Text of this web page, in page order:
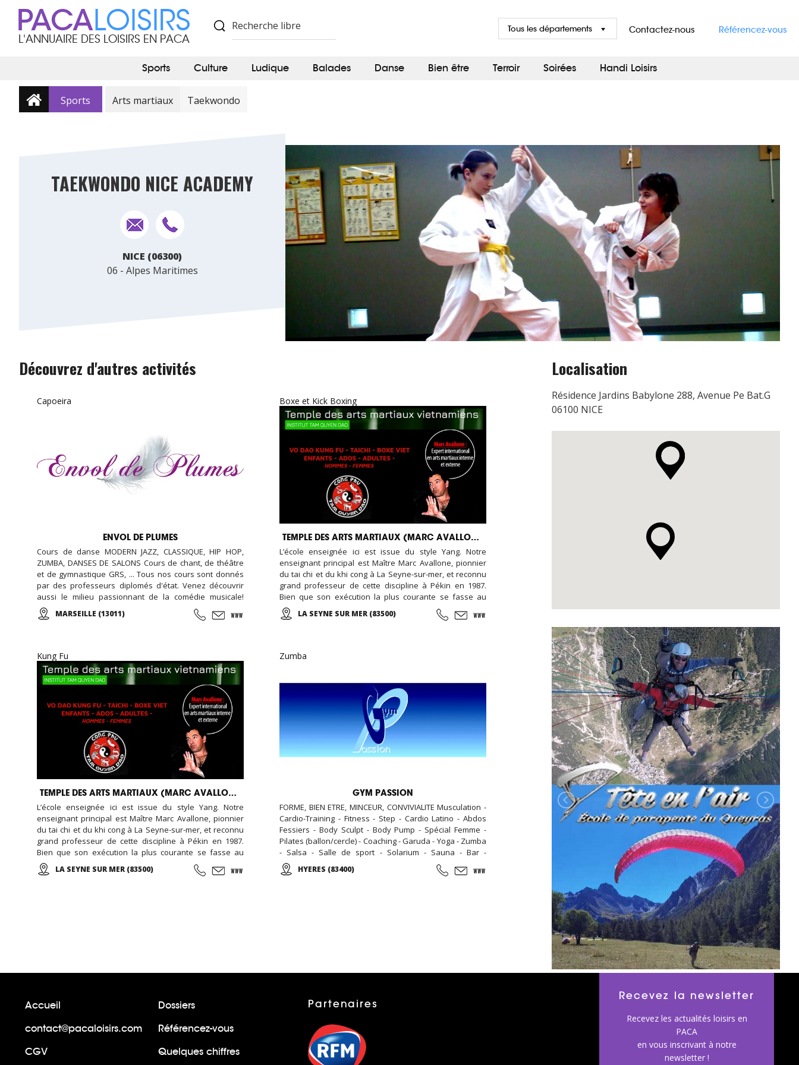
PACALOISIRS
L'ANNUAIRE DES LOISIRS EN PACA
Contactez-nous Référencez-vous
Tous les départements
Sports Culture Ludique Balades Danse Bien être Terroir Soirées Handi Loisirs
Sports Arts martiaux Taekwondo
TAEKWONDO NICE ACADEMY
NICE (06300)
06 - Alpes Maritimes
Découvrez d'autres activités
Capoeira
ENVOL DE PLUMES
Cours de danse MODERN JAZZ, CLASSIQUE, HIP HOP,
ZUMBA, DANSES DE SALONS Cours de chant, de théâtre
et de gymnastique GRS, ... Tous nos cours sont donnés
par des professeurs diplomés d'état. Venez découvrir
aussi le milieu passionnant de la comédie musicale!
Enfants, Ados et Adultes. Stages vacances,
Anniversaires, ... Cours d'essai offert !
MARSEILLE (13011)
Boxe et Kick Boxing
TEMPLE DES ARTS MARTIAUX (MARC AVALLONE)
L’école enseignée ici est issue du style Yang. Notre
enseignant principal est Maître Marc Avallone, pionnier
du tai chi et du khi cong à La Seyne-sur-mer, et reconnu
grand professeur de cette discipline à Pékin en 1987.
Bien que son exécution la plus courante se fasse au
ralenti avec des mouvements doux et unis entre eux, le
thai cuc quyen (taichi) peut s’exécuter de bien des
LA SEYNE SUR MER (83500)
Kung Fu
TEMPLE DES ARTS MARTIAUX (MARC AVALLONE)
L’école enseignée ici est issue du style Yang. Notre
enseignant principal est Maître Marc Avallone, pionnier
du tai chi et du khi cong à La Seyne-sur-mer, et reconnu
grand professeur de cette discipline à Pékin en 1987.
Bien que son exécution la plus courante se fasse au
ralenti avec des mouvements doux et unis entre eux, le
thai cuc quyen (taichi) peut s’exécuter de bien des
LA SEYNE SUR MER (83500)
Zumba
GYM PASSION
FORME, BIEN ETRE, MINCEUR, CONVIVIALITE Musculation -
Cardio-Training - Fitness - Step - Cardio Latino - Abdos
Fessiers - Body Sculpt - Body Pump - Spécial Femme -
Pilates (ballon/cercle) - Coaching - Garuda - Yoga - Zumba
- Salsa - Salle de sport - Solarium - Sauna - Bar -
Diététique N'hésitez pas à nous rendre visite, la
première séance est gratuite! Pour toute inscription,
HYERES (83400)
Localisation
Résidence Jardins Babylone 288, Avenue Pe Bat.G
06100 NICE
Accueil
Dossiers
contact@pacaloisirs.com
Référencez-vous
CGV
Quelques chiffres
Partenaires
Recevez la newsletter
Recevez les actualités loisirs en
PACA
en vous inscrivant à notre
newsletter !